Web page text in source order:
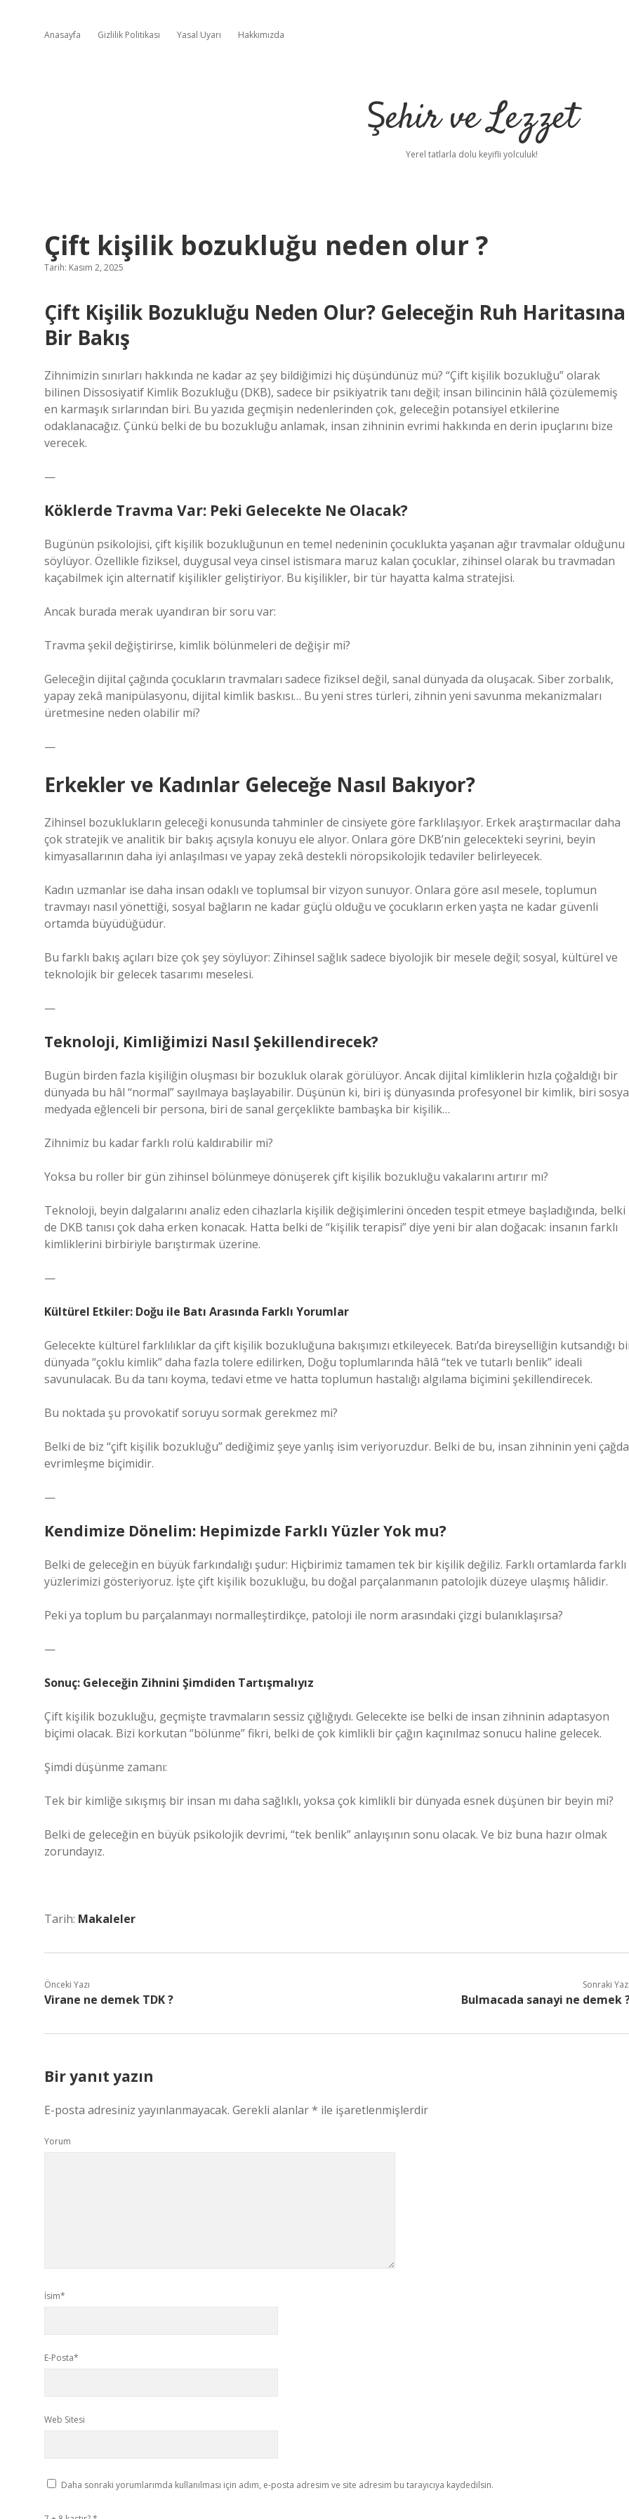
Anasayfa Gizlilik Politikası Yasal Uyarı Hakkımızda
Şehir ve Lezzet
Yerel tatlarla dolu keyifli yolculuk!
Çift kişilik bozukluğu neden olur ?
Tarih: Kasım 2, 2025
Çift Kişilik Bozukluğu Neden Olur? Geleceğin Ruh Haritasına
Bir Bakış
Zihnimizin sınırları hakkında ne kadar az şey bildiğimizi hiç düşündünüz mü? “Çift kişilik bozukluğu” olarak
bilinen Dissosiyatif Kimlik Bozukluğu (DKB), sadece bir psikiyatrik tanı değil; insan bilincinin hâlâ çözülememiş
en karmaşık sırlarından biri. Bu yazıda geçmişin nedenlerinden çok, geleceğin potansiyel etkilerine
odaklanacağız. Çünkü belki de bu bozukluğu anlamak, insan zihninin evrimi hakkında en derin ipuçlarını bize
verecek.
—
Köklerde Travma Var: Peki Gelecekte Ne Olacak?
Bugünün psikolojisi, çift kişilik bozukluğunun en temel nedeninin çocuklukta yaşanan ağır travmalar olduğunu
söylüyor. Özellikle fiziksel, duygusal veya cinsel istismara maruz kalan çocuklar, zihinsel olarak bu travmadan
kaçabilmek için alternatif kişilikler geliştiriyor. Bu kişilikler, bir tür hayatta kalma stratejisi.
Ancak burada merak uyandıran bir soru var:
Travma şekil değiştirirse, kimlik bölünmeleri de değişir mi?
Geleceğin dijital çağında çocukların travmaları sadece fiziksel değil, sanal dünyada da oluşacak. Siber zorbalık,
yapay zekâ manipülasyonu, dijital kimlik baskısı… Bu yeni stres türleri, zihnin yeni savunma mekanizmaları
üretmesine neden olabilir mi?
—
Erkekler ve Kadınlar Geleceğe Nasıl Bakıyor?
Zihinsel bozuklukların geleceği konusunda tahminler de cinsiyete göre farklılaşıyor. Erkek araştırmacılar daha
çok stratejik ve analitik bir bakış açısıyla konuyu ele alıyor. Onlara göre DKB’nin gelecekteki seyrini, beyin
kimyasallarının daha iyi anlaşılması ve yapay zekâ destekli nöropsikolojik tedaviler belirleyecek.
Kadın uzmanlar ise daha insan odaklı ve toplumsal bir vizyon sunuyor. Onlara göre asıl mesele, toplumun
travmayı nasıl yönettiği, sosyal bağların ne kadar güçlü olduğu ve çocukların erken yaşta ne kadar güvenli
ortamda büyüdüğüdür.
Bu farklı bakış açıları bize çok şey söylüyor: Zihinsel sağlık sadece biyolojik bir mesele değil; sosyal, kültürel ve
teknolojik bir gelecek tasarımı meselesi.
—
Teknoloji, Kimliğimizi Nasıl Şekillendirecek?
Bugün birden fazla kişiliğin oluşması bir bozukluk olarak görülüyor. Ancak dijital kimliklerin hızla çoğaldığı bir
dünyada bu hâl “normal” sayılmaya başlayabilir. Düşünün ki, biri iş dünyasında profesyonel bir kimlik, biri
medyada eğlenceli bir persona, biri de sanal gerçeklikte bambaşka bir kişilik…
Zihnimiz bu kadar farklı rolü kaldırabilir mi?
Yoksa bu roller bir gün zihinsel bölünmeye dönüşerek çift kişilik bozukluğu vakalarını artırır mı?
Teknoloji, beyin dalgalarını analiz eden cihazlarla kişilik değişimlerini önceden tespit etmeye başladığında, belki
de DKB tanısı çok daha erken konacak. Hatta belki de “kişilik terapisi” diye yeni bir alan doğacak: insanın farklı
kimliklerini birbiriyle barıştırmak üzerine.
—
Kültürel Etkiler: Doğu ile Batı Arasında Farklı Yorumlar
Gelecekte kültürel farklılıklar da çift kişilik bozukluğuna bakışımızı etkileyecek. Batı’da bireyselliğin kutsandığı
dünyada “çoklu kimlik” daha fazla tolere edilirken, Doğu toplumlarında hâlâ “tek ve tutarlı benlik” ideali
savunulacak. Bu da tanı koyma, tedavi etme ve hatta toplumun hastalığı algılama biçimini şekillendirecek.
Bu noktada şu provokatif soruyu sormak gerekmez mi?
Belki de biz “çift kişilik bozukluğu” dediğimiz şeye yanlış isim veriyoruzdur. Belki de bu, insan zihninin yeni çağda
evrimleşme biçimidir.
—
Kendimize Dönelim: Hepimizde Farklı Yüzler Yok mu?
Belki de geleceğin en büyük farkındalığı şudur: Hiçbirimiz tamamen tek bir kişilik değiliz. Farklı ortamlarda farklı
yüzlerimizi gösteriyoruz. İşte çift kişilik bozukluğu, bu doğal parçalanmanın patolojik düzeye ulaşmış hâlidir.
Peki ya toplum bu parçalanmayı normalleştirdikçe, patoloji ile norm arasındaki çizgi bulanıklaşırsa?
—
Sonuç: Geleceğin Zihnini Şimdiden Tartışmalıyız
Çift kişilik bozukluğu, geçmişte travmaların sessiz çığlığıydı. Gelecekte ise belki de insan zihninin adaptasyon
biçimi olacak. Bizi korkutan “bölünme” fikri, belki de çok kimlikli bir çağın kaçınılmaz sonucu haline gelecek.
Şimdi düşünme zamanı:
Tek bir kimliğe sıkışmış bir insan mı daha sağlıklı, yoksa çok kimlikli bir dünyada esnek düşünen bir beyin mi?
Belki de geleceğin en büyük psikolojik devrimi, “tek benlik” anlayışının sonu olacak. Ve biz buna hazır olmak
zorundayız.
Tarih: Makaleler
Önceki Yazı
Virane ne demek TDK ?
Sonraki
Bulmacada sanayi ne demek
Bir yanıt yazın
E-posta adresiniz yayınlanmayacak. Gerekli alanlar* ile işaretlenmişlerdir
Yorum
İsim*
E-Posta*
Web Sitesi
Daha sonraki yorumlarımda kullanılması için adım, e-posta adresim ve site adresim bu tarayıcıya kaydedilsin.